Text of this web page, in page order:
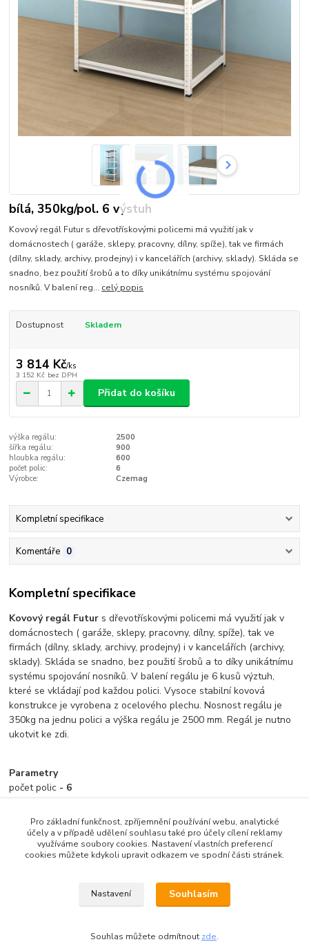
bílá, 350kg/pol. 6 výstuh
Kovový regál Futur s dřevotřískovými policemi má využití jak v
domácnostech ( garáže, sklepy, pracovny, dílny, spíže), tak ve firmách
(dílny, sklady, archivy, prodejny) i v kancelářích (archivy, sklady). Skláda se
snadno, bez použití šrobů a to díky unikátnímu systému spojování
nosníků. V balení reg... celý popis
Dostupnost Skladem
3 814 Kč/ks
3 152 Kč bez DPH
Přidat do košíku
výška regálu:
2500
šířka regálu:
900
hloubka regálu:
600
počet polic:
6
Výrobce:
Czemag
Kompletní specifikace
Komentáře 0
Kompletní specifikace
Kovový regál Futur s dřevotřískovými policemi má využití jak v
domácnostech ( garáže, sklepy, pracovny, dílny, spíže), tak ve
firmách (dílny, sklady, archivy, prodejny) i v kancelářích (archivy,
sklady). Skláda se snadno, bez použití šrobů a to díky unikátnímu
systému spojování nosníků. V balení regálu je 6 kusů výztuh,
které se vkládají pod každou polici. Vysoce stabilní kovová
konstrukce je vyrobena z ocelového plechu. Nosnost regálu je
350kg na jednu polici a výška regálu je 2500 mm. Regál je nutno
ukotvit ke zdi.
Parametry
počet polic - 6
police - DTD
stojina - bílá
hloubka - 600 mm
šířka - 900 mm
výška - 2500 mm
zatížení regálu- 1750 kg
Pro základní funkčnost, zpříjemnění používání webu, analytické
účely a v případě udělení souhlasu také pro účely cílení reklamy
využíváme soubory cookies. Nastavení vlastních preferencí
cookies můžete kdykoli upravit odkazem ve spodní části stránek.
Nastavení Souhlasím
Souhlas můžete odmítnout zde.